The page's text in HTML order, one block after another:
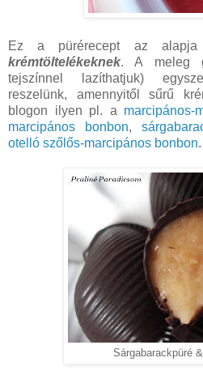
Ez a pürérecept az
krémtöltelékeknek. A meleg
tejszínnel lazíthatjuk)
reszelünk, amennyitől sűrű
blogon ilyen pl. a marcipános-
marcipános bonbon,
otelló szőlős-marcipános bonbon.
Sárgabarackpüré